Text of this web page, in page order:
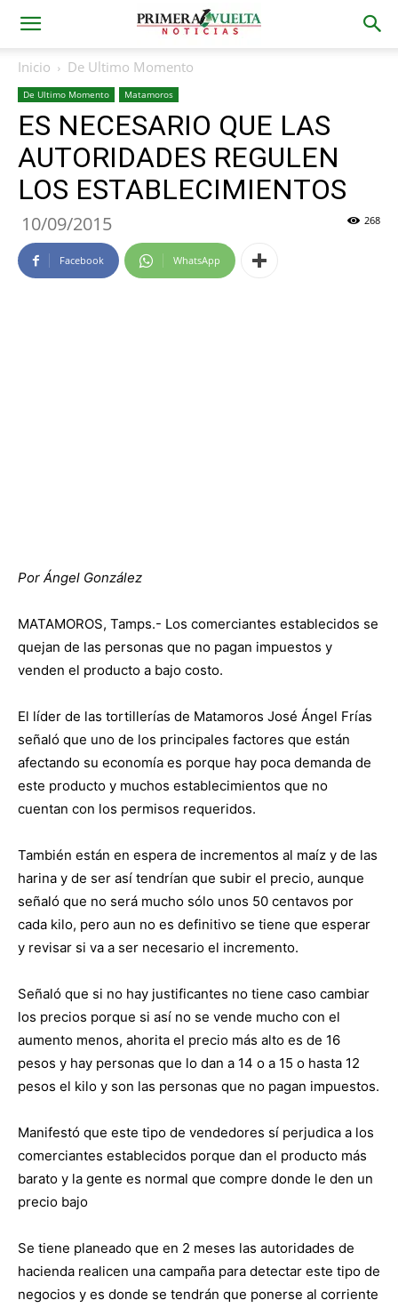
Inicio De Ultimo Momento
De Ultimo Momento Matamoros
ES NECESARIO QUE LAS
AUTORIDADES REGULEN
LOS ESTABLECIMIENTOS
10/09/2015 268
Facebook WhatsApp
Por Ángel González
MATAMOROS, Tamps.- Los comerciantes establecidos se
quejan de las personas que no pagan impuestos y
venden el producto a bajo costo.
El líder de las tortillerías de Matamoros José Ángel Frías
señaló que uno de los principales factores que están
afectando su economía es porque hay poca demanda de
este producto y muchos establecimientos que no
cuentan con los permisos requeridos.
También están en espera de incrementos al maíz y de las
harina y de ser así tendrían que subir el precio, aunque
señaló que no será mucho sólo unos 50 centavos por
cada kilo, pero aun no es definitivo se tiene que esperar
y revisar si va a ser necesario el incremento.
Señaló que si no hay justificantes no tiene caso cambiar
los precios porque si así no se vende mucho con el
aumento menos, ahorita el precio más alto es de 16
pesos y hay personas que lo dan a 14 o a 15 o hasta 12
pesos el kilo y son las personas que no pagan impuestos.
Manifestó que este tipo de vendedores sí perjudica a los
comerciantes establecidos porque dan el producto más
barato y la gente es normal que compre donde le den un
precio bajo
Se tiene planeado que en 2 meses las autoridades de
hacienda realicen una campaña para detectar este tipo de
negocios y es donde se tendrán que ponerse al corriente